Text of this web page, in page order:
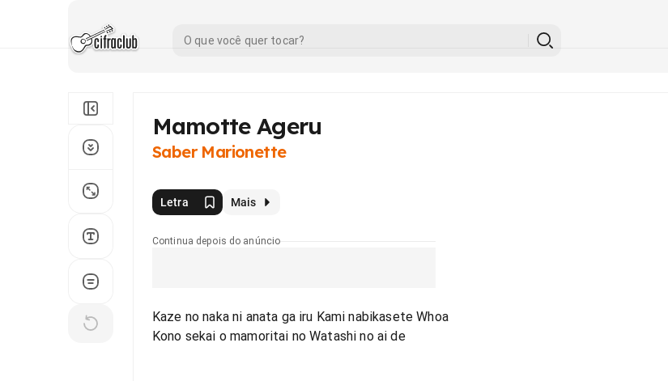
Mamotte Ageru
Saber Marionette
Letra Mais
Continua depois do anúncio
Kaze no naka ni anata ga iru Kami nabikasete Whoa
Kono sekai o mamoritai no Watashi no ai de